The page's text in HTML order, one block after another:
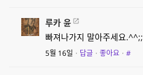
루카 윤
빠져나가지 말아주세요.^^;;
5월 16일 · 답글 · 좋아요 · #